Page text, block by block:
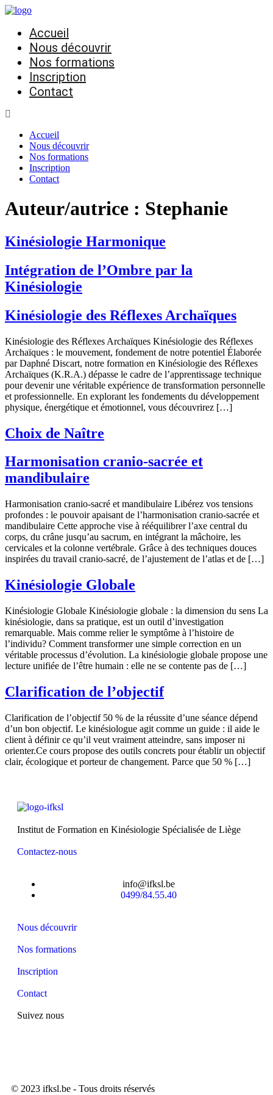
Accueil
Nous découvrir
Nos formations
Inscription
Contact
Accueil
Nous découvrir
Nos formations
Inscription
Contact
Auteur/autrice : Stephanie
Kinésiologie Harmonique
Intégration de l’Ombre par la
Kinésiologie
Kinésiologie des Réflexes Archaïques
Kinésiologie des Réflexes Archaïques Kinésiologie des Réflexes
Archaïques : le mouvement, fondement de notre potentiel Élaborée
par Daphné Discart, notre formation en Kinésiologie des Réflexes
Archaïques (K.R.A.) dépasse le cadre de l’apprentissage technique
pour devenir une véritable expérience de transformation personnelle
et professionnelle. En explorant les fondements du développement
physique, énergétique et émotionnel, vous découvrirez […]
Choix de Naître
Harmonisation cranio-sacrée et
mandibulaire
Harmonisation cranio-sacré et mandibulaire Libérez vos tensions
profondes : le pouvoir apaisant de l’harmonisation cranio-sacrée et
mandibulaire Cette approche vise à rééquilibrer l’axe central du
corps, du crâne jusqu’au sacrum, en intégrant la mâchoire, les
cervicales et la colonne vertébrale. Grâce à des techniques douces
inspirées du travail cranio-sacré, de l’ajustement de l’atlas et de […]
Kinésiologie Globale
Kinésiologie Globale Kinésiologie globale : la dimension du sens La
kinésiologie, dans sa pratique, est un outil d’investigation
remarquable. Mais comme relier le symptôme à l’histoire de
l’individu? Comment transformer une simple correction en un
véritable processus d’évolution. La kinésiologie globale propose une
lecture unifiée de l’être humain : elle ne se contente pas de […]
Clarification de l’objectif
Clarification de l’objectif 50 % de la réussite d’une séance dépend
d’un bon objectif. Le kinésiologue agit comme un guide : il aide le
client à définir ce qu’il veut vraiment atteindre, sans imposer ni
orienter.Ce cours propose des outils concrets pour établir un objectif
clair, écologique et porteur de changement. Parce que 50 % […]
Institut de Formation en Kinésiologie Spécialisée de Liège
Contactez-nous
info@ifksl.be
0499/84.55.40
Nous découvrir
Nos formations
Inscription
Contact
Suivez nous
© 2023 ifksl.be - Tous droits réservés